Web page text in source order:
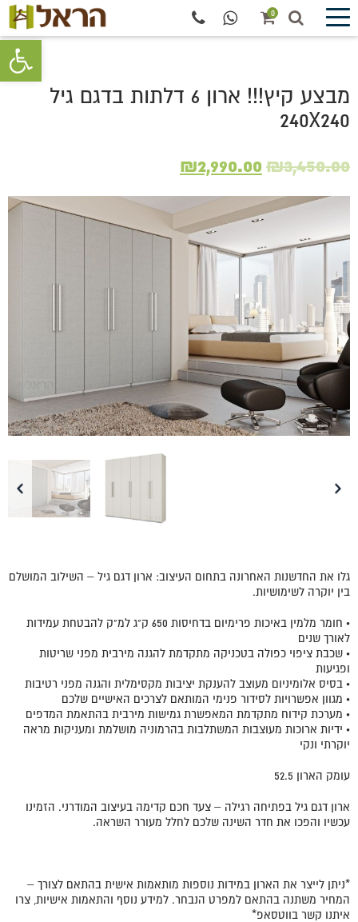
פתח
0
גלו את החדשנות האחרונה בתחום העיצוב: ארון דגם גיל – השילוב המושלם
בין יוקרה לשימושיות.
• חומר מלמין באיכות פרימיום בדחיסות 650 ק"ג למ"ק להבטחת עמידות
לאורך שנים
• שכבת ציפוי כפולה בטכניקה מתקדמת להגנה מירבית מפני שריטות
ופגיעות
• בסיס אלומיניום מעוצב להענקת יציבות מקסימלית והגנה מפני רטיבות
• מגוון אפשרויות לסידור פנימי המותאם לצרכים האישיים שלכם
• מערכת קידוח מתקדמת המאפשרת גמישות מירבית בהתאמת המדפים
• ידיות ארוכות מעוצבות המשתלבות בהרמוניה מושלמת ומעניקות מראה
יוקרתי ונקי
עומק הארון 52.5
ארון דגם גיל בפתיחה רגילה – צעד חכם קדימה בעיצוב המודרני. הזמינו
עכשיו והפכו את חדר השינה שלכם לחלל מעורר השראה.
*ניתן לייצר את הארון במידות נוספות מותאמות אישית בהתאם לצורך –
המחיר משתנה בהתאם למפרט הנבחר. למידע נוסף והתאמות אישיות, צרו
איתנו קשר בווטסאפ*
מבצע קיץ!!! ארון 6 דלתות בדגם גיל
240X240
₪3,450.00
המחיר
היה:
₪3,450.00.
₪2,990.00
הוא:
₪2,990.00.